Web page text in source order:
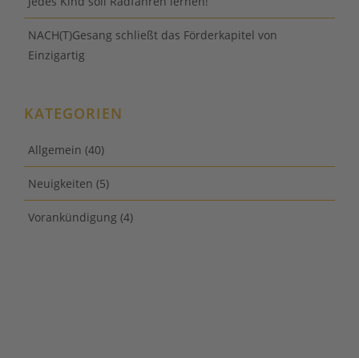
NACH(T)Gesang schließt das Förderkapitel von
Einzigartig
KATEGORIEN
Allgemein (40)
Neuigkeiten (5)
Vorankündigung (4)